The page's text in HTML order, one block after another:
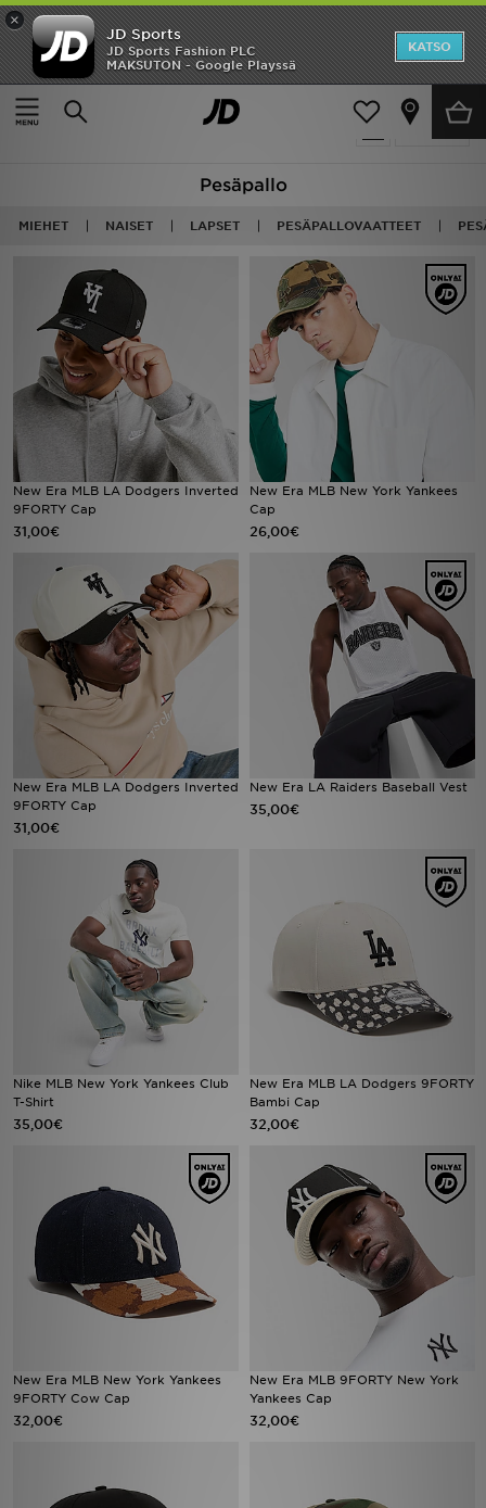
×
JD Sports
JD Sports Fashion PLC
MAKSUTON - Google Playssä
KATSO
Etusivu
Baseball
Suodata
51 tuotetta
Pesäpallo
MIEHET NAISET LAPSET PESÄPALLOVAATTEET
New Era MLB LA Dodgers Inverted
9FORTY Cap
31,00€
New Era MLB New York Yankees
Cap
26,00€
New Era MLB LA Dodgers Inverted
9FORTY Cap
31,00€
New Era LA Raiders Baseball Vest
35,00€
Nike MLB New York Yankees Club
T-Shirt
35,00€
New Era MLB LA Dodgers 9FORTY
Bambi Cap
32,00€
New Era MLB New York Yankees
9FORTY Cow Cap
32,00€
New Era MLB 9FORTY New York
Yankees Cap
32,00€
Etusivu
Ale
Miehet
Lapset
Suosikit
Tuotemerkit
Inspiroidu
Jalkapallo
Urheilu
Lataa JD-sovellus
Minun JD
Minun viestini
Asiakaspalvelu ja tietoa